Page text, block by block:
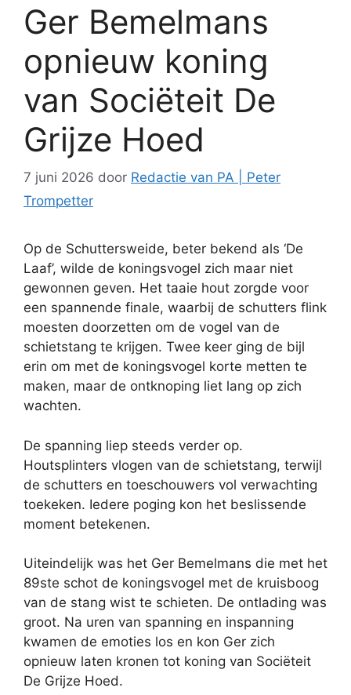
Ger Bemelmans
opnieuw koning
van Sociëteit De
Grijze Hoed
7 juni 2026 door Redactie van PA | Peter
Trompetter
Op de Schuttersweide, beter bekend als ‘De
Laaf’, wilde de koningsvogel zich maar niet
gewonnen geven. Het taaie hout zorgde voor
een spannende finale, waarbij de schutters flink
moesten doorzetten om de vogel van de
schietstang te krijgen. Twee keer ging de bijl
erin om met de koningsvogel korte metten te
maken, maar de ontknoping liet lang op zich
wachten.
De spanning liep steeds verder op.
Houtsplinters vlogen van de schietstang, terwijl
de schutters en toeschouwers vol verwachting
toekeken. Iedere poging kon het beslissende
moment betekenen.
Uiteindelijk was het Ger Bemelmans die met het
89ste schot de koningsvogel met de kruisboog
van de stang wist te schieten. De ontlading was
groot. Na uren van spanning en inspanning
kwamen de emoties los en kon Ger zich
opnieuw laten kronen tot koning van Sociëteit
De Grijze Hoed.